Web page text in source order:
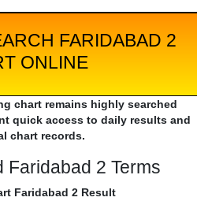
FARIDABAD 2
ONLINE
chart remains highly searched
quick access to daily results and
chart records.
Faridabad 2 Terms
Faridabad 2 Result